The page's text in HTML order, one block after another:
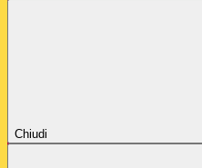
Chiudi